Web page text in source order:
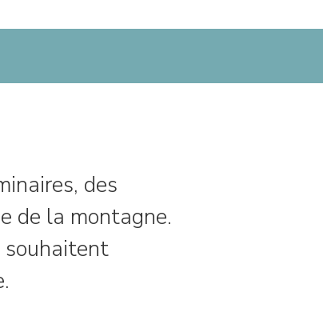
des
de la montagne.
souhaitent